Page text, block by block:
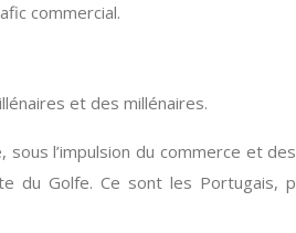
commercial.
et des millénaires.
l’impulsion du commerce et
du Golfe. Ce sont les Portugais,